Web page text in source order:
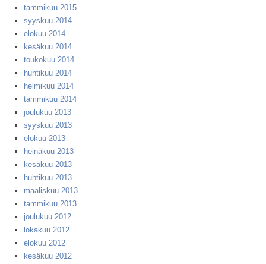
tammikuu 2015
syyskuu 2014
elokuu 2014
kesäkuu 2014
toukokuu 2014
huhtikuu 2014
helmikuu 2014
tammikuu 2014
joulukuu 2013
syyskuu 2013
elokuu 2013
heinäkuu 2013
kesäkuu 2013
huhtikuu 2013
maaliskuu 2013
tammikuu 2013
joulukuu 2012
lokakuu 2012
elokuu 2012
kesäkuu 2012